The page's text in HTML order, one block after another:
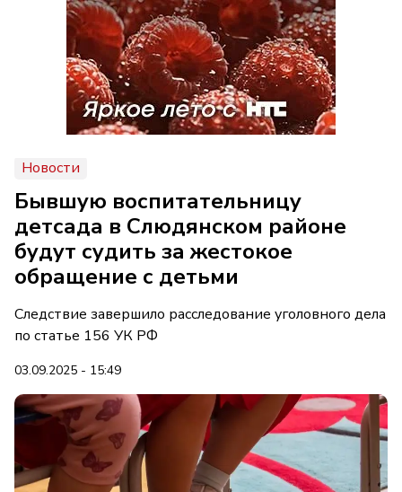
Новости
Бывшую воспитательницу
детсада в Слюдянском районе
будут судить за жестокое
обращение с детьми
Следствие завершило расследование уголовного дела
по статье 156 УК РФ
03.09.2025 - 15:49